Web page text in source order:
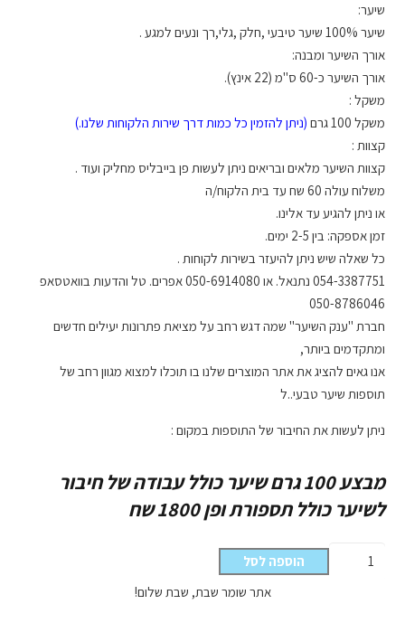
שיער:
שיער 100% שיער טיבעי ,חלק ,גלי,רך ונעים למגע .
אורך השיער ומבנה:
אורך השיער כ-60 ס"מ (22 אינץ).
משקל :
משקל 100 גרם
(ניתן להזמין כל כמות דרך שירות הלקוחות שלנו.)
קצוות :
קצוות השיער מלאים ובריאים ניתן לעשות פן בייבליס מחליק ועוד .
משלוח עולה 60 שח עד בית הלקוח/ה
או ניתן להגיע עד אלינו.
זמן אספקה: בין 2-5 ימים.
כל שאלה שיש ניתן להיעזר בשירות לקוחות .
054-3387751 נתנאל. או 050-6914080 אפרים. טל והדעות בוואטסאפ
050-8786046
חברת "ענק השיער" שמה דגש רחב על מציאת פתרונות יעילים חדשים
ומתקדמים ביותר,
אנו גאים להציג את אתר המוצרים שלנו בו תוכלו למצוא מגוון רחב של
תוספות שיער טבעי..ל
ניתן לעשות את החיבור של התוספות במקום :
מבצע 100 גרם שיער כולל עבודה של חיבור
לשיער כולל תספורת ופן 1800 שח
כמות
הוספה לסל
אתר שומר שבת, שבת שלום!